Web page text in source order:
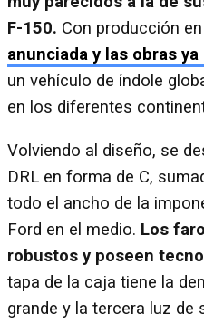
F-150. Con producción
anunciada y las obras
un vehículo de índole
en los diferentes
Volviendo al diseño, se
DRL en forma de C,
todo el ancho de la
Ford en el medio. Los
robustos y poseen
tapa de la caja tiene la
grande y la tercera luz de